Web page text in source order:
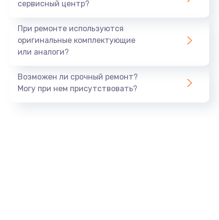
990 руб.
Замена USB порта
1060 руб.
сервисный центр?
При ремонте используются
оригинальные комплектующие
или аналоги?
Возможен ли срочный ремонт?
Могу при нем присутствовать?